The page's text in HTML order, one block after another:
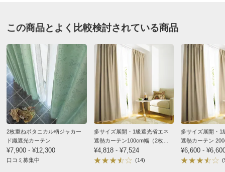
商品番号 900-H948-03
サイズ 幅50～70cm/丈・高さ201～240cm
価格 ¥50,490 税込 ¥45,900 税抜
送料・送料種
別
基本配送料：¥880
※お届け先が同じであれば複数個ご購入いただいても¥880です。
商品番号
この商品とよく比較検討されている商品
2枚重ねボタニカル柄ジャカー
ド織遮光カーテン
¥7,900 - ¥12,300
口コミ募集中
多サイズ展開・1級遮光省エネ
遮熱カーテン100cm幅（2枚
組）
¥4,818 - ¥7,524
(14)
多サイズ展開・1
遮熱カーテン
¥6,600 -